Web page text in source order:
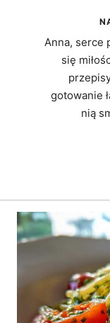
Anna, serce
się
gotowanie
nią